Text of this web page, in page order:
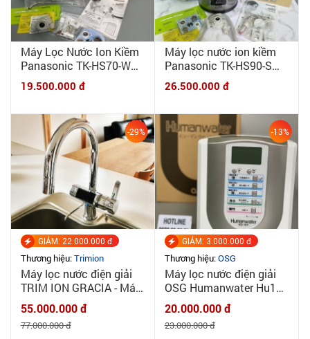
Máy Lọc Nước Ion Kiềm
Panasonic TK-HS70-W
mới 100% - Combo máy
+ phụ kiện lọc thô, vòi,
19.500.000 đ
Máy lọc nước ion kiềm
Panasonic TK-HS90-S
mới 100% - Combo máy
+ phụ kiện lọc thô, vòi,
26.500.000 đ
-29%
GIẢM: 22.000.000 đ
Thương hiệu:Trimion
Máy lọc nước điện giải
TRIM ION GRACIA - Máy
tạo ion kiềm TRIM ION
GRACIA CHÍNH HÃNG
NIHON TRIM
55.000.000 đ
77.000.000 đ
-13%
GIẢM: 3.000.000 đ
Thương hiệu:OSG
Máy lọc nước điện giải
OSG Humanwater Hu121
New 100%
|MINHQUANHOME| Máy
lọc nước tạo kiềm OSG
20.000.000 đ
23.000.000 đ